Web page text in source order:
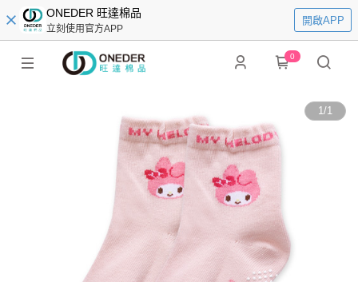
ONEDER 旺達棉品
立刻使用官方APP
開啟APP
0
1/1